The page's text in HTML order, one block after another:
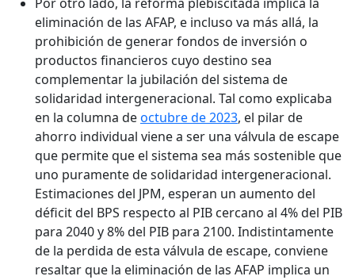
eliminación de las AFAP, e incluso va más allá, la
prohibición de generar fondos de inversión o
productos financieros cuyo destino sea
complementar la jubilación del sistema de
solidaridad intergeneracional. Tal como explicaba
en la columna deoctubre de 2023, el pilar de
ahorro individual viene a ser una válvula de escape
que permite que el sistema sea más sostenible que
uno puramente de solidaridad intergeneracional.
Estimaciones del JPM, esperan un aumento del
déficit del BPS respecto al PIB cercano al 4% del PIB
para 2040 y 8% del PIB para 2100. Indistintamente
de la perdida de esta válvula de escape, conviene
resaltar que la eliminación de las AFAP implica un